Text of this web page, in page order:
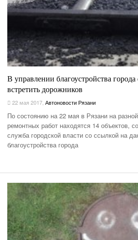
В управлении благоустройства
встретить дорожников
22 мая 2017, Автоновости Рязани
По состоянию на 22 мая в Рязани на
ремонтных работ находятся 14 объектов,
служба городской власти со ссылкой на
благоустройства города